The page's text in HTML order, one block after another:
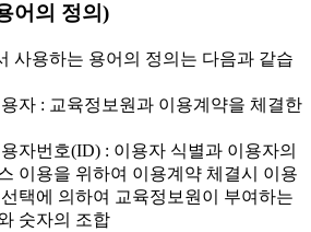
어의 정의)
사용하는 용어의 정의는 다음과 같습
자 : 교육정보원과 이용계약을 체결한
자번호(ID) : 이용자 식별과 이용자의
이용을 위하여 이용계약 체결시 이용
택에 의하여 교육정보원이 부여하는
숫자의 조합